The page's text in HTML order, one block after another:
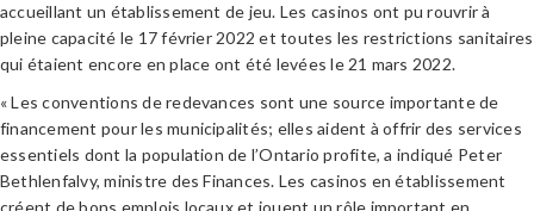
accueillant un établissement de jeu. Les casinos ont pu rouvrir à
pleine capacité le 17 février 2022 et toutes les restrictions sanitaires
qui étaient encore en place ont été levées le 21 mars 2022.
« Les conventions de redevances sont une source importante de
financement pour les municipalités; elles aident à offrir des services
essentiels dont la population de l’Ontario profite, a indiqué Peter
Bethlenfalvy, ministre des Finances. Les casinos en établissement
créent de bons emplois locaux et jouent un rôle important en